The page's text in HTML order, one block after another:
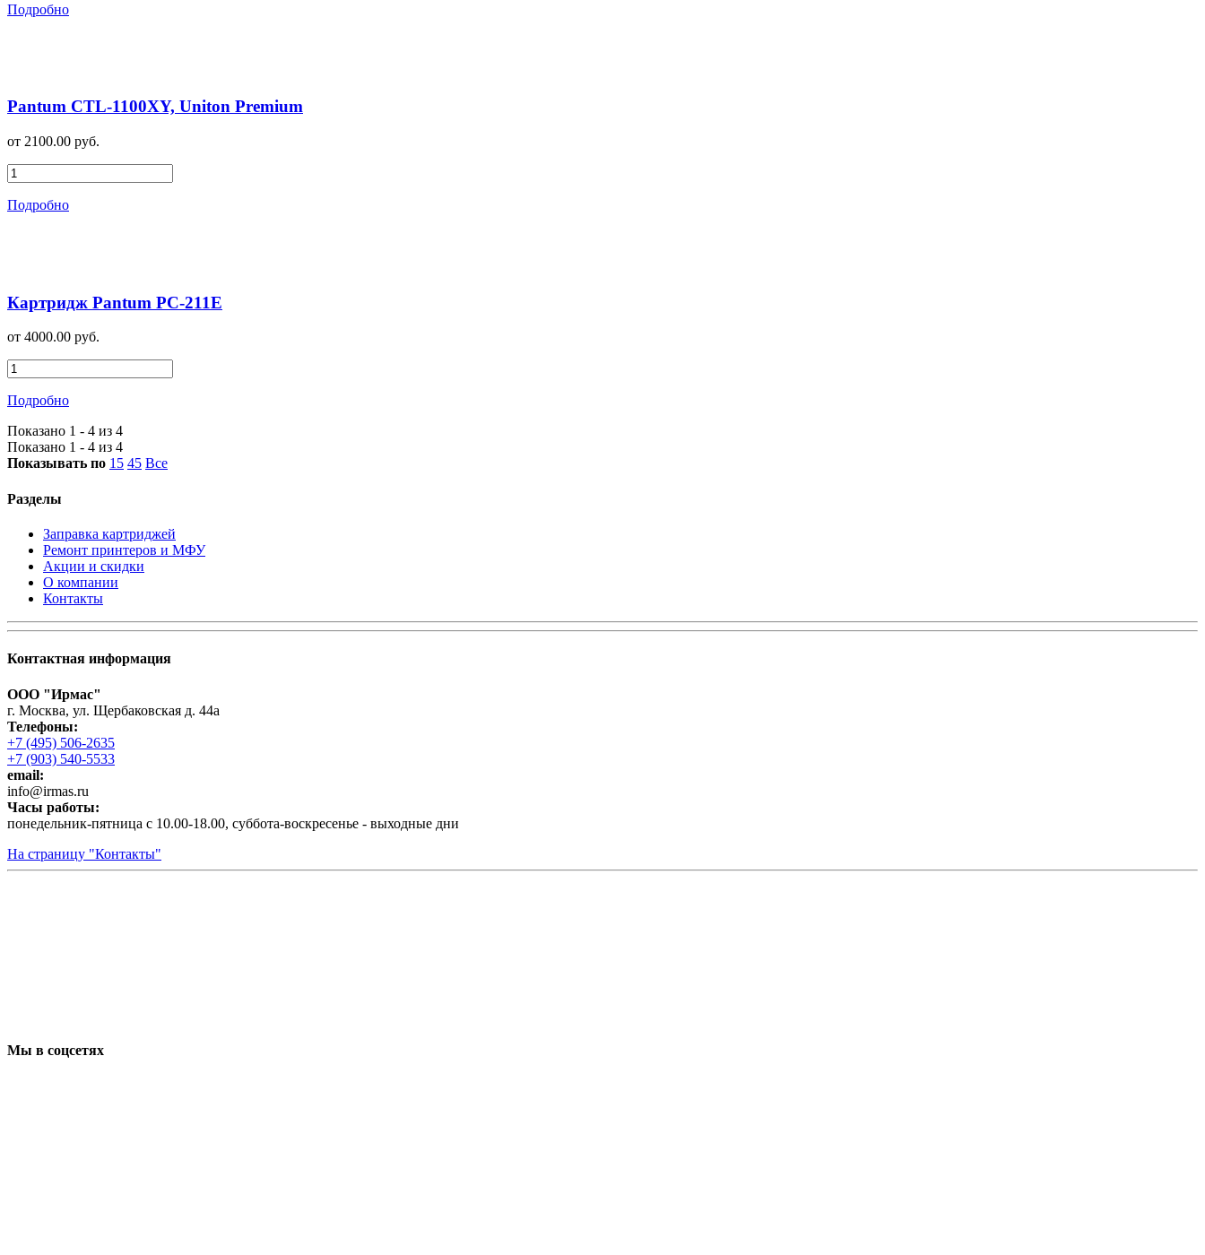
Подробно
Pantum CTL-1100XY, Uniton Premium
от 2100.00 руб.
Подробно
Картридж Pantum PC-211E
от 4000.00 руб.
Подробно
Показано 1 - 4 из 4
Показано 1 - 4 из 4
Показывать по 15 45 Все
Разделы
Заправка картриджей
Ремонт принтеров и МФУ
Акции и скидки
О компании
Контакты
Контактная информация
ООО "Ирмас"
г. Москва, ул. Щербаковская д. 44а
Телефоны:
+7 (495) 506-2635
+7 (903) 540-5533
email:
infо@irmas.ru
Часы работы:
понедельник-пятница с 10.00-18.00, суббота-воскресенье - выходные дни
На страницу "Контакты"
Мы в соцсетях